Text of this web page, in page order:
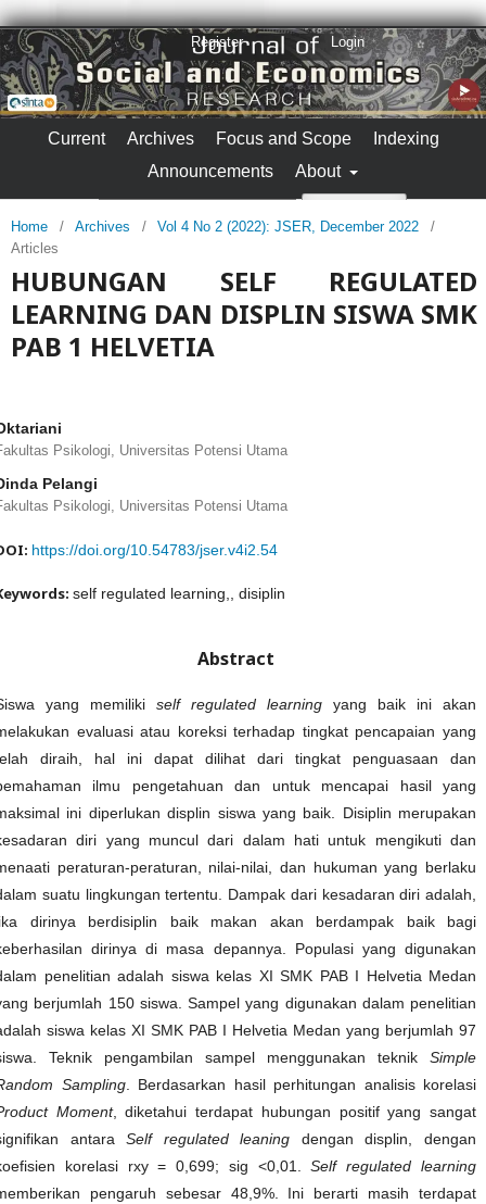
Current Archives Focus and Scope
Indexing
Announcements
About
Register Login
Home / Archives / Vol 4 No 2 (2022): JSER, December 2022
/
Articles
HUBUNGAN SELF REGULATED
LEARNING DAN DISPLIN SISWA SMK
PAB 1 HELVETIA
Psikologi, Universitas Potensi Utama
Pelangi
Psikologi, Universitas Potensi Utama
https://doi.org/10.54783/jser.v4i2.54
self regulated learning,, disiplin
Abstract
yang memiliki self regulated learning yang baik ini akan
evaluasi atau koreksi terhadap tingkat pencapaian yang
diraih, hal ini dapat dilihat dari tingkat penguasaan dan
ilmu pengetahuan dan untuk mencapai hasil yang
ini diperlukan displin siswa yang baik. Disiplin merupakan
diri yang muncul dari dalam hati untuk mengikuti dan
peraturan-peraturan, nilai-nilai, dan hukuman yang berlaku
suatu lingkungan tertentu. Dampak dari kesadaran diri adalah,
dirinya berdisiplin baik makan akan berdampak baik bagi
dirinya di masa depannya. Populasi yang digunakan
penelitian adalah siswa kelas XI SMK PAB I Helvetia Medan
berjumlah 150 siswa. Sampel yang digunakan dalam penelitian
siswa kelas XI SMK PAB I Helvetia Medan yang berjumlah 97
Teknik pengambilan sampel menggunakan teknik Simple
Sampling. Berdasarkan hasil perhitungan analisis korelasi
Moment, diketahui terdapat hubungan positif yang sangat
antaraSelf regulated leaning dengan displin, dengan
korelasi rxy = 0,699; sig <0,01.Self regulated learning
pengaruh sebesar 48,9%. Ini berarti masih terdapat